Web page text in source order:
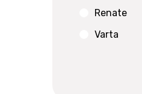
Renate
Varta